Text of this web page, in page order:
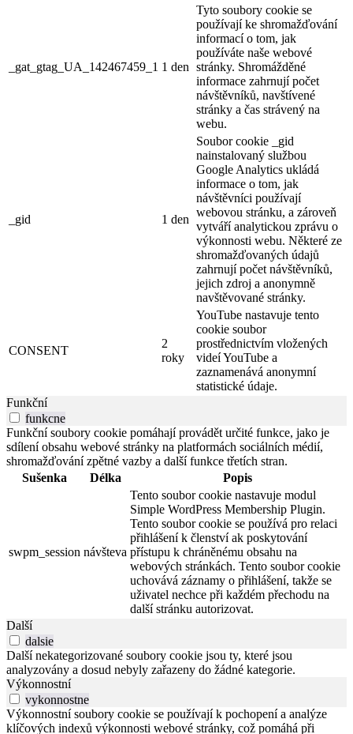
_gat_gtag_UA_142467459_1 1 den
Tyto soubory cookie se
používají ke shromažďování
informací o tom, jak
používáte naše webové
stránky. Shromážděné
informace zahrnují počet
návštěvníků, navštívené
stránky a čas strávený na
webu.
_gid 1 den
Soubor cookie _gid
nainstalovaný službou
Google Analytics ukládá
informace o tom, jak
návštěvníci používají
webovou stránku, a zároveň
vytváří analytickou zprávu o
výkonnosti webu. Některé ze
shromažďovaných údajů
zahrnují počet návštěvníků,
jejich zdroj a anonymně
navštěvované stránky.
CONSENT
2
roky
YouTube nastavuje tento
cookie soubor
prostřednictvím vložených
videí YouTube a
zaznamenává anonymní
statistické údaje.
Funkční
funkcne
Funkční soubory cookie pomáhají provádět určité funkce, jako je
sdílení obsahu webové stránky na platformách sociálních médií,
shromažďování zpětné vazby a další funkce třetích stran.
Sušenka
Délka Popis
swpm_session návšteva
Tento soubor cookie nastavuje modul
Simple WordPress Membership Plugin.
Tento soubor cookie se používá pro relaci
přihlášení k členství ak poskytování
přístupu k chráněnému obsahu na
webových stránkách. Tento soubor cookie
uchovává záznamy o přihlášení, takže se
uživatel nechce při každém přechodu na
další stránku autorizovat.
Další
dalsie
Další nekategorizované soubory cookie jsou ty, které jsou
analyzovány a dosud nebyly zařazeny do žádné kategorie.
Výkonnostní
vykonnostne
Výkonnostní soubory cookie se používají k pochopení a analýze
klíčových indexů výkonnosti webové stránky, což pomáhá při